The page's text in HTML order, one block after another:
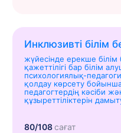
Инклюзивті білім
жүйесінде ерекше білім
қажеттілігі бар білім
психологиялық-
қолдау көрсету
педагогтердің кәсіби
құзыреттіліктерін
80/108сағат